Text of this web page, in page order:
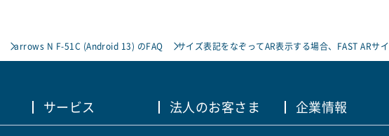
arrows N F-51C (Android 13) のFAQ サイズ表記をなぞってAR表示する場合、FAST ARサ
サービス 法人のお客さま 企業情報